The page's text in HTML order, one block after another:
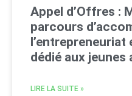
Appel d’Offres :
parcours
l’entrepreneuriat
dédié aux jeunes
LIRE LA SUITE »